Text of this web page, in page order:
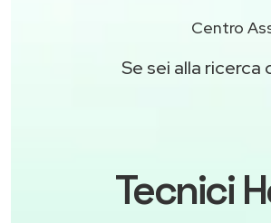
Centro
Se sei alla ricerca
Tecnici